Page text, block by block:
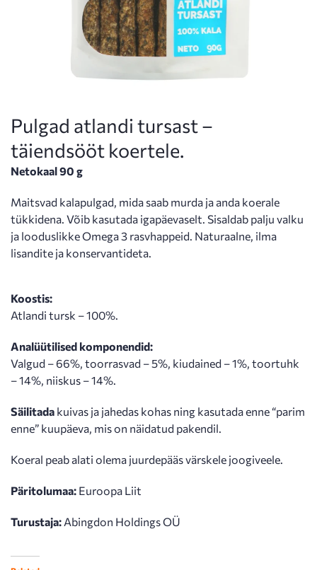
Pulgad atlandi tursast –
täiendsööt koertele.
Netokaal 90 g
Maitsvad kalapulgad, mida saab murda ja anda koerale
tükkidena. Võib kasutada igapäevaselt. Sisaldab palju valku
ja looduslikke Omega 3 rasvhappeid. Naturaalne, ilma
lisandite ja konservantideta.
Koostis:
Atlandi tursk – 100%.
Analüütilised komponendid:
Valgud – 66%, toorrasvad – 5%, kiudained – 1%, toortuhk
– 14%, niiskus – 14%.
Säilitada kuivas ja jahedas kohas ning kasutada enne “parim
enne” kuupäeva, mis on näidatud pakendil.
Koeral peab alati olema juurdepääs värskele joogiveele.
Päritolumaa: Euroopa Liit
Turustaja: Abingdon Holdings OÜ